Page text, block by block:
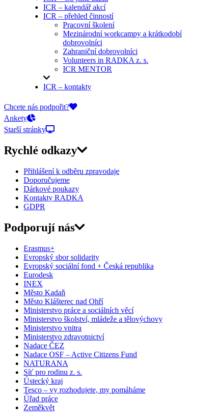
ICR – kalendář akcí
ICR – přehled činností
Pracovní školení
Mezinárodní workcampy a krátkodobí
dobrovolníci
Zahraniční dobrovolníci
Volunteers in RADKA z. s.
ICR MENTOR
ICR – kontakty
On-line přihlášky
Chcete nás podpořit?
Ankety
Starší stránky
Rychlé odkazy
Přihlášení k odběru zpravodaje
Doporučujeme
Dárkové poukazy
Kontakty RADKA
GDPR
Podporují nás
Erasmus+
Evropský sbor solidarity
Evropský sociální fond + Česká republika
Eurodesk
INEX
Město Kadaň
Město Klášterec nad Ohří
Ministerstvo práce a sociálních věcí
Ministerstvo školství, mládeže a tělovýchovy
Ministerstvo vnitra
Ministerstvo zdravotnictví
Nadace ČEZ
Nadace OSF – Active Citizens Fund
NATURANA
Síť pro rodinu z. s.
Ústecký kraj
Tesco – vy rozhodujete, my pomáháme
Úřad práce
Zeměkvět